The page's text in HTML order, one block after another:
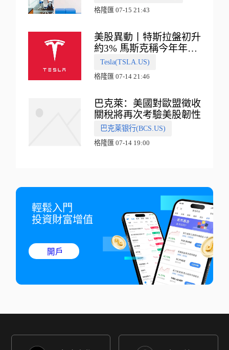
格隆匯 07-15 21:43
美股異動丨特斯拉盤初升
約3% 馬斯克稱今年年底
會有‘史詩級震撼’的演示
Tesla(TSLA.US)
格隆匯 07-14 21:46
巴克萊：美國對歐盟徵收
關稅將再次考驗美股韌性
巴克莱银行(BCS.US)
格隆匯 07-14 19:00
輕鬆入門
投資財富增值
開戶